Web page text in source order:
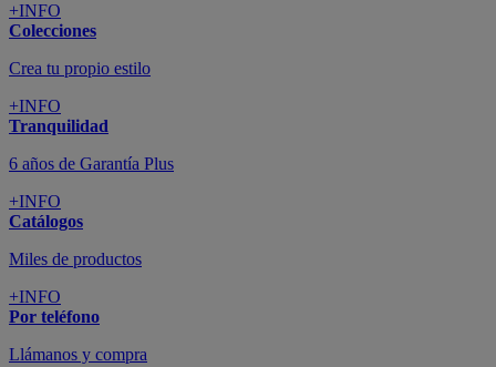
+INFO
Colecciones
Crea tu propio estilo
+INFO
Tranquilidad
6 años de Garantía Plus
+INFO
Catálogos
Miles de productos
+INFO
Por teléfono
Llámanos y compra